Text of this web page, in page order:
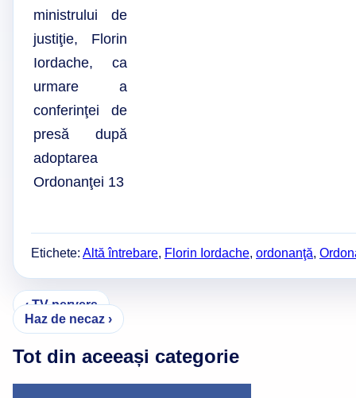
ministrului de
justiţie, Florin
Iordache, ca
urmare a
conferinţei de
presă după
adoptarea
Ordonanţei 13
Etichete: Altă întrebare, Florin Iordache, ordonanţă,
Navigare
în
articole
‹ TV pervers
Haz de necaz ›
Tot din aceeași categorie